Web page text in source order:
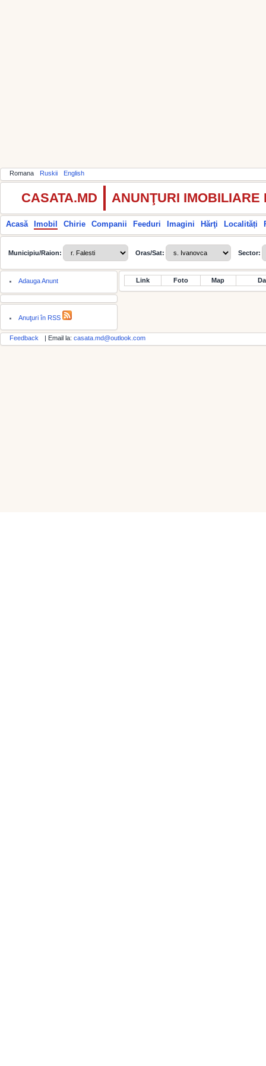
Romana Ruskii English
CASATA.MD ANUNŢURI IMOBILIARE
Acasă Imobil Chirie Companii Feeduri Imagini Hărţi Localități
Municipiu/Raion: Oras/Sat: Sector:
Adauga Anunt
Anuţuri în RSS
Link Foto Map
Feedback | Email la: casata.md@outlook.com